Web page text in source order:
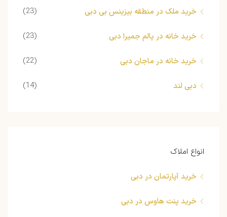
خرید ملک در منطقه بیزینس بی دبی (23)
خرید خانه در پالم جمیرا دبی (23)
خرید خانه در ماجان دبی (22)
دبی لند (14)
انواع املاک
خرید آپارتمان در دبی
خرید پنت هاوس در دبی